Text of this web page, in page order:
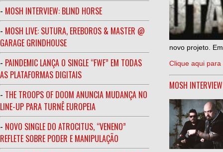
- MOSH INTERVIEW: BLIND HORSE
- MOSH LIVE: SUTURA, EREBOROS & MASTER @
GARAGE GRINDHOUSE
- PAINDEMIC LANÇA O SINGLE “FWF” EM TODAS
AS PLATAFORMAS DIGITAIS
- THE TROOPS OF DOOM ANUNCIA MUDANÇA NO
LINE-UP PARA TURNÊ EUROPEIA
- NOVO SINGLE DO ATROCITUS, “VENENO”
REFLETE SOBRE PODER E MANIPULAÇÃO
novo projeto.
Clique aqui para
MOSH